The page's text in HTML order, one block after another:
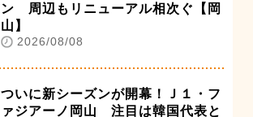
ン 周辺もリニューアル相次ぐ【岡
山】
2026/08/08
ついに新シーズンが開幕！Ｊ１・フ
ァジアーノ岡山 注目は韓国代表と